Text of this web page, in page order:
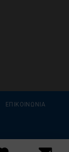
ΕΠΙΚΟΙΝΩΝΙΑ